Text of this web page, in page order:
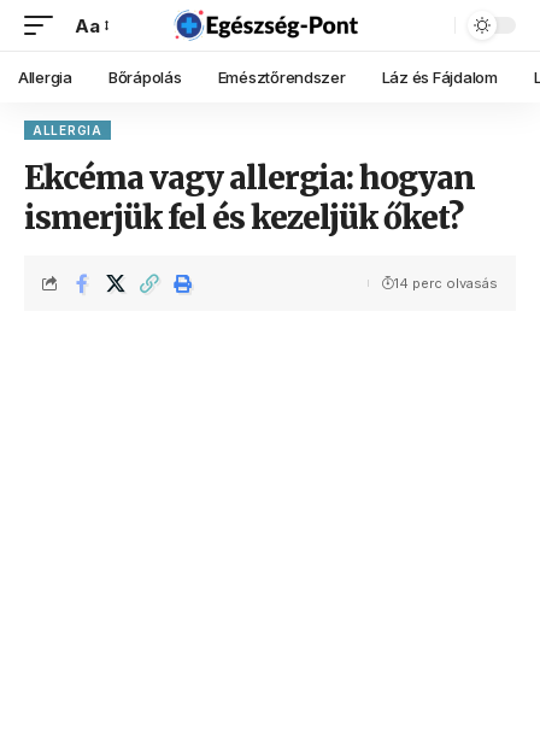
Aa
Allergia Bőrápolás Emésztőrendszer Láz és Fájdalom
ALLERGIA
Ekcéma vagy allergia: hogyan
ismerjük fel és kezeljük őket?
14 perc olvasás